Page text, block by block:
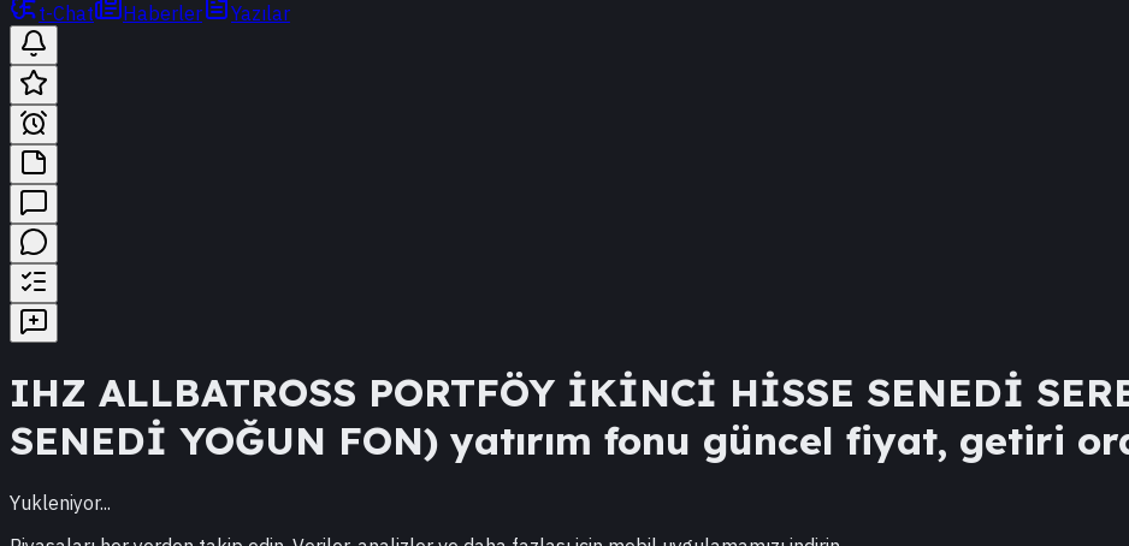
t-Chat Haberler Yazılar
IHZ ALLBATROSS PORTFÖY İKİNCİ HİSSE SENEDİ
SENEDİ YOĞUN FON) yatırım fonu güncel fiyat, getiri
Yukleniyor...